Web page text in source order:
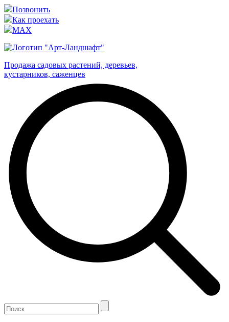
Позвонить
Как проехать
MAX
Продажа садовых растений, деревьев,
кустарников, саженцев